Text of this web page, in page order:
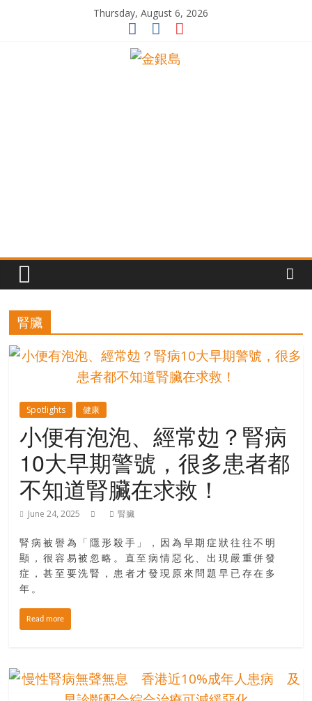
Thursday, August 6, 2026
命
的
寶
藏
金
銀
島
享
共
創
人
生
下
伴
腎臟
Spotlights 健康
小便有泡泡、經常攰？腎病
10大早期警號，很多患者都
不知道腎臟在求救！
June 24, 2025 腎臟
腎病被譽為「隱形殺手」，因為早期症狀往往不明
顯，很容易被忽略。直至病情惡化、出現嚴重併發
症，甚至要洗腎，患者才發現原來問題早已存在多
年。
Read more